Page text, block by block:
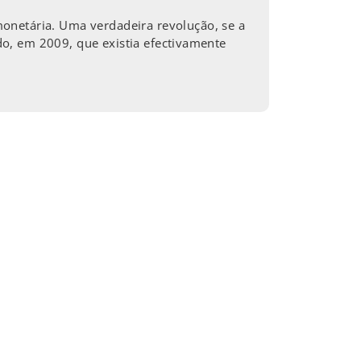
Uma verdadeira revolução, se a
em 2009, que existia efectivamente